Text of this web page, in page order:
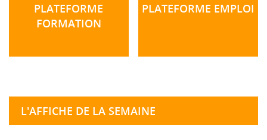
PLATEFORME
FORMATION
PLATEFORME EMPLOI
L'AFFICHE DE LA SEMAINE